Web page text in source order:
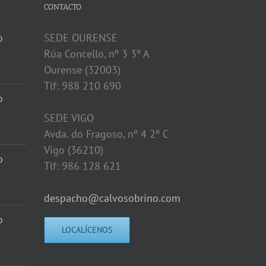
CONTACTO
SEDE OURENSE
Rúa Concello, nº 3 3º A
Ourense (32003)
Tlf: 988 210 690
SEDE VIGO
Avda. do Fragoso, nº 4 2º C
Vigo (36210)
Tlf: 986 128 621
despacho@calvosobrino.com
LOCALÍCENOS